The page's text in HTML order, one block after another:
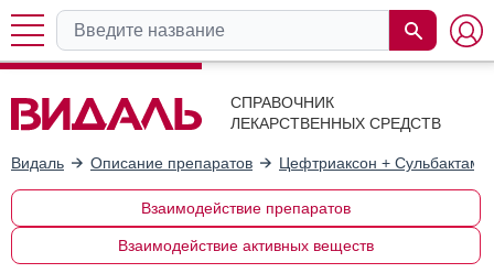
СПРАВОЧНИК
ЛЕКАРСТВЕННЫХ СРЕДСТВ
Видаль Описание препаратов Цефтриаксон + Сульбактам
Взаимодействие препаратов
Взаимодействие активных веществ